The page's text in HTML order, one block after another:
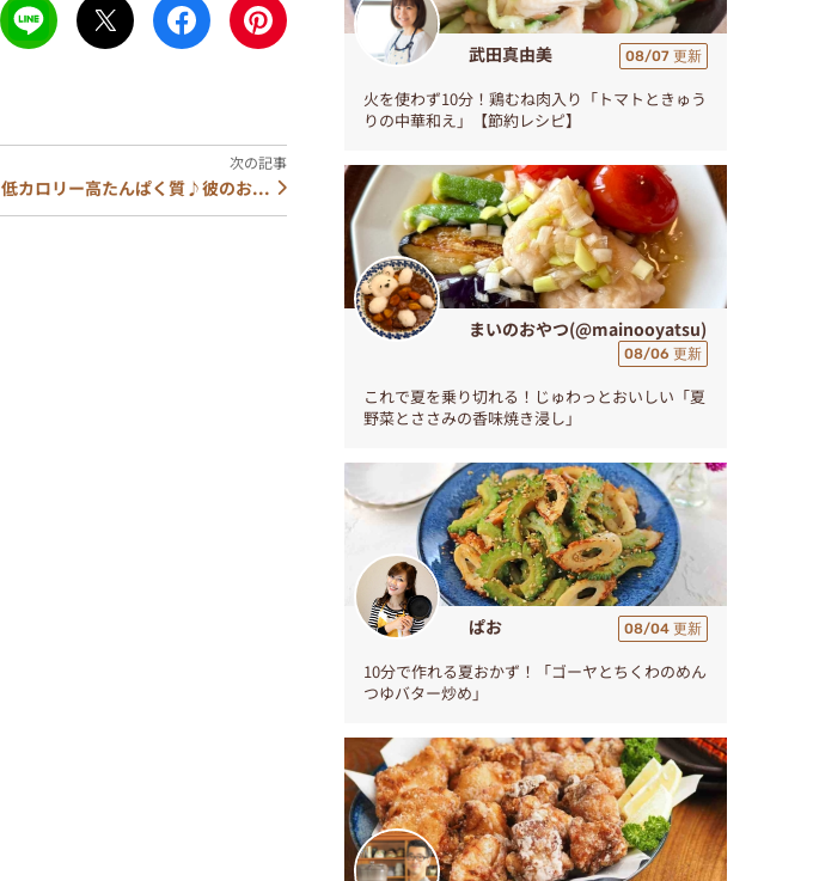
低カロリー高たんぱく質♪彼のお...
武田真由美 08/07 更新
火を使わず10分！鶏むね肉入り「トマトときゅう
りの中華和え」【節約レシピ】
まいのおやつ(@mainooyatsu)
08/06 更新
これで夏を乗り切れる！じゅわっとおいしい「夏
野菜とささみの香味焼き浸し」
ぱお 08/04 更新
10分で作れる夏おかず！「ゴーヤとちくわのめん
つゆバター炒め」